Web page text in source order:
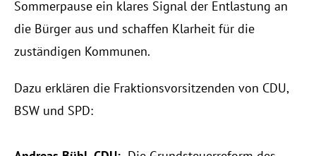
Sommerpause ein klares Signal der Entlastung an
die Bürger aus und schaffen Klarheit für die
zuständigen Kommunen.
Dazu erklären die Fraktionsvorsitzenden von CDU,
BSW und SPD: